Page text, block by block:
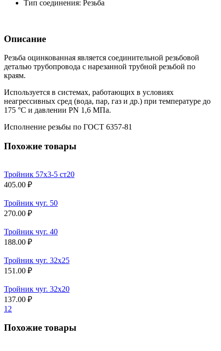
Тип соединения: Резьба
Описание
Резьба оцинкованная является соединительной резьбовой
деталью трубопровода с нарезанной трубной резьбой по
краям.
Используется в системах, работающих в условиях
неагрессивных сред (вода, пар, газ и др.) при температуре до
175 °С и давлении PN 1,6 МПа.
Исполнение резьбы по ГОСТ 6357-81
Похожие товары
Тройник 57х3-5 ст20
405.00 ₽
Тройник чуг. 50
270.00 ₽
Тройник чуг. 40
188.00 ₽
Тройник чуг. 32х25
151.00 ₽
Тройник чуг. 32х20
137.00 ₽
1 2
Похожие товары